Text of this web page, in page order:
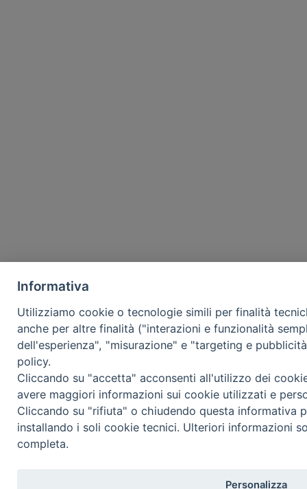
Informativa
Utilizziamo cookie o tecnologie simili per finalità
anche per altre finalità ("interazioni e funzionalità
dell'esperienza", "misurazione" e "targeting e
policy.
Cliccando su "accetta" acconsenti all'utilizzo dei
avere maggiori informazioni sui cookie utilizzati e
Cliccando su "rifiuta" o chiudendo questa informativa
installando i soli cookie tecnici. Ulteriori informazioni
completa.
Personalizza